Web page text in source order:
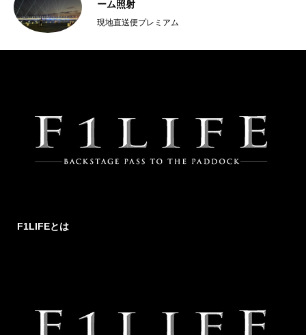
ーム照射
現地直送便プレミアム
F1LIFEとは